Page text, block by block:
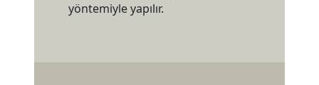
yöntemiyle yapılır.